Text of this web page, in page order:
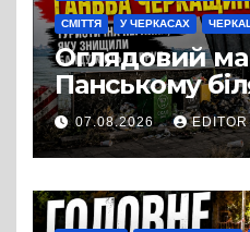
СМІТТЯ У ЧЕРКАСАХ
Оглядовий
Панському
07.08.2026 EDITOR